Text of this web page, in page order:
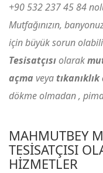
+90 532 237 45 84
Mutfağınızın,
için büyük sorun
Tesisatçısıolarak
açma veya
dökme olmadan ,
MAHMUTBEY
TESISATÇISI
HIZMETLER